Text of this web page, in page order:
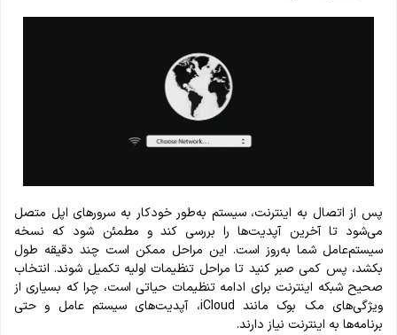
پس از اتصال به اینترنت، سیستم به‌طور خودکار به سرورهای اپل متصل
می‌شود تا آخرین آپدیت‌ها را بررسی کند و مطمئن شود که نسخه
سیستم‌عامل شما به‌روز است. این مراحل ممکن است چند دقیقه طول
بکشد، پس کمی صبر کنید تا مراحل تنظیمات اولیه تکمیل شوند. انتخاب
صحیح شبکه اینترنت برای ادامه تنظیمات حیاتی است، چرا که بسیاری از
ویژگی‌های مک بوک مانند iCloud، آپدیت‌های سیستم‌ عامل و حتی
برنامه‌ها به اینترنت نیاز دارند.